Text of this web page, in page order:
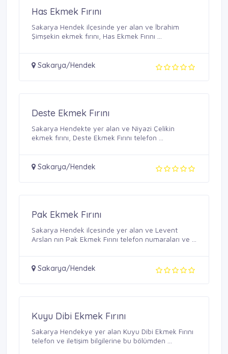
Has Ekmek Fırını
Sakarya Hendek ilçesinde yer alan ve İbrahim
Şimşekin ekmek fırını, Has Ekmek Fırını ...
Sakarya/Hendek
Deste Ekmek Fırını
Sakarya Hendekte yer alan ve Niyazi Çelikin
ekmek fırını, Deste Ekmek Fırını telefon ...
Sakarya/Hendek
Pak Ekmek Fırını
Sakarya Hendek ilçesinde yer alan ve Levent
Arslan nın Pak Ekmek Fırını telefon numaraları ve ...
Sakarya/Hendek
Kuyu Dibi Ekmek Fırını
Sakarya Hendekye yer alan Kuyu Dibi Ekmek Fırını
telefon ve iletişim bilgilerine bu bölümden ...